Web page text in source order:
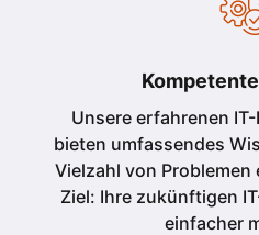
Unsere erfahrenen
bieten umfassendes
Vielzahl von
Ziel: Ihre zukünftigen
einfacher